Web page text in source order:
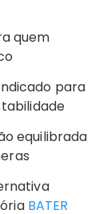
quem
para
equilibrada
BATER